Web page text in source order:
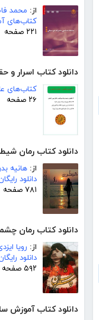
از: محمد
کتاب‌های
۲۲۱ صفحه
دانلود کتاب اسرار و
کتاب‌های
۲۶ صفحه
دانلود کتاب رمان
از: هانیه
دانلود
۷۸۱ صفحه
دانلود کتاب رمان
از: رویا
دانلود
۵۹۲ صفحه
دانلود کتاب آموزش